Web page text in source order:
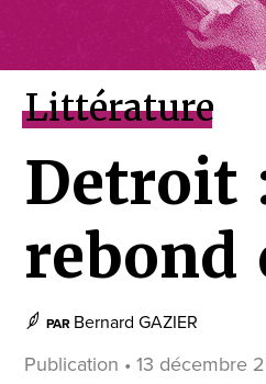
Littérature
Detroit
rebond
PAR Bernard GAZIER
Publication • 13 décembre